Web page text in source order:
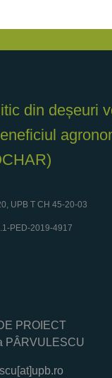
din deșeuri
UPB T CH 45-20-03
PED-2019-4917
PROIECT
PÂRVULESCU